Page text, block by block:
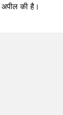
की है।